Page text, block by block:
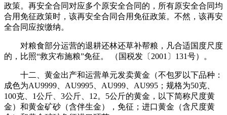
政策。再安全合同对应多个原安全合同的，所有原安全合同均
合用免征政策时，该再安全合同合用免征政策。不然，该再安
全合同应按缴纳。
对粮食部分运营的退耕还林还草补帮粮，凡合适国度尺度
的，比照“救灾布施粮”免征。 （国税发〔2001〕131号）。
十二、黄金出产和运营单元发卖黄金（不包罗以下品种：
成色为AU9999、AU9995、AU999、AU995；规格为50克、
100克、1公斤、3公斤、12。5公斤的黄金，以下简称尺度黄
金）和黄金矿砂（含伴生金），免征；进口黄金（含尺度黄